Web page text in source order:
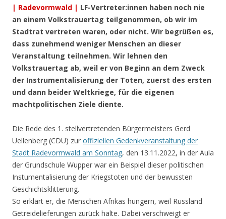
| Radevormwald | LF-Vertreter:innen haben noch nie
an einem Volkstrauertag teilgenommen, ob wir im
Stadtrat vertreten waren, oder nicht. Wir begrüßen es,
dass zunehmend weniger Menschen an dieser
Veranstaltung teilnehmen. Wir lehnen den
Volkstrauertag ab, weil er von Beginn an dem Zweck
der Instrumentalisierung der Toten, zuerst des ersten
und dann beider Weltkriege, für die eigenen
machtpolitischen Ziele diente.
Die Rede des 1. stellvertretenden Bürgermeisters Gerd
Uellenberg (CDU) zur offiziellen Gedenkveranstaltung der
Stadt Radevormwald am Sonntag, den 13.11.2022, in der Aula
der Grundschule Wupper war ein Beispiel dieser politischen
Instumentalisierung der Kriegstoten und der bewussten
Geschichtsklitterung.
So erklärt er, die Menschen Afrikas hungern, weil Russland
Getreidelieferungen zurück halte. Dabei verschweigt er